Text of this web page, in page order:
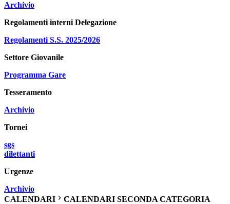
Archivio
Regolamenti interni Delegazione
Regolamenti S.S. 2025/2026
Settore Giovanile
Programma Gare
Tesseramento
Archivio
Tornei
sgs
dilettanti
Urgenze
Archivio
CALENDARI
CALENDARI SECONDA CATEGORIA